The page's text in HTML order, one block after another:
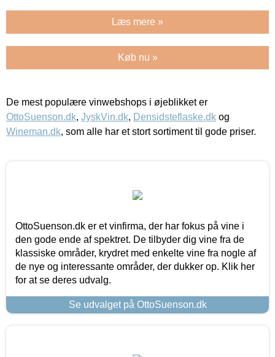
Læs mere »
Køb nu »
De mest populære vinwebshops i øjeblikket er
OttoSuenson.dk, JyskVin.dk, Densidsteflaske.dk og
Wineman.dk, som alle har et stort sortiment til gode priser.
OttoSuenson.dk er et vinfirma, der har fokus på vine i
den gode ende af spektret. De tilbyder dig vine fra de
klassiske områder, krydret med enkelte vine fra nogle af
de nye og interessante områder, der dukker op. Klik her
for at se deres udvalg.
Se udvalget på OttoSuenson.dk